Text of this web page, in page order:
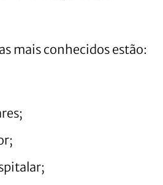
mais conhecidos estão: